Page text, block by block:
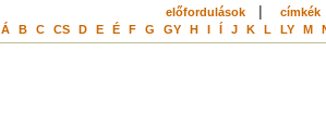
előfordulások| címkék
Á B C CS D E É F G GY H I Í J K L LY M